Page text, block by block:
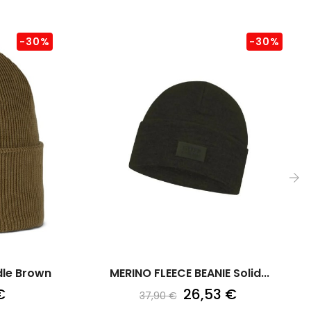
Brown
-30%
MERINO FLEECE BEANIE Solid...
37,90 €
-30%
26,53 €